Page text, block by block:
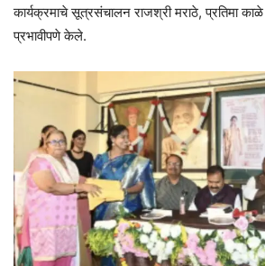
कार्यक्रमाचे सूत्रसंचालन राजश्री मराठे, प्रतिमा
प्रभावीपणे केले.